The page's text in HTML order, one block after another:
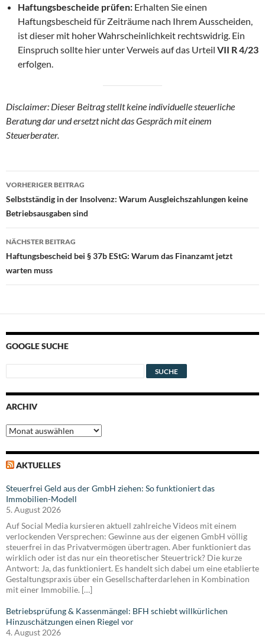
Haftungsbescheide prüfen: Erhalten Sie einen
Haftungsbescheid für Zeiträume nach Ihrem Ausscheiden,
ist dieser mit hoher Wahrscheinlichkeit rechtswidrig. Ein
Einspruch sollte hier unter Verweis auf das Urteil VII R 4/23
erfolgen.
Disclaimer: Dieser Beitrag stellt keine individuelle steuerliche
Beratung dar und ersetzt nicht das Gespräch mit einem
Steuerberater.
Beitragsnavigation
VORHERIGER BEITRAG
Selbstständig in der Insolvenz: Warum Ausgleichszahlungen keine
Betriebsausgaben sind
NÄCHSTER BEITRAG
Haftungsbescheid bei § 37b EStG: Warum das Finanzamt jetzt
warten muss
GOOGLE SUCHE
ARCHIV
Archiv
AKTUELLES
Steuerfrei Geld aus der GmbH ziehen: So funktioniert das
Immobilien-Modell
5. August 2026
Auf Social Media kursieren aktuell zahlreiche Videos mit einem
verlockenden Versprechen: Gewinne aus der eigenen GmbH völlig
steuerfrei in das Privatvermögen übertragen. Aber funktioniert das
wirklich oder ist das nur ein theoretischer Steuertrick? Die kurze
Antwort: Ja, das funktioniert. Es handelt sich dabei um eine etablierte
Gestaltungspraxis über ein Gesellschafterdarlehen in Kombination
mit einer Immobilie. […]
Betriebsprüfung & Kassenmängel: BFH schiebt willkürlichen
Hinzuschätzungen einen Riegel vor
4. August 2026